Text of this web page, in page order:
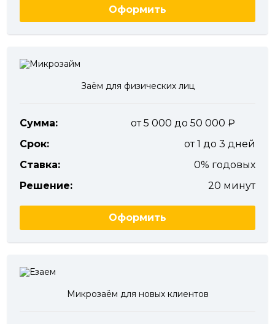
Оформить
Заём для физических лиц
Сумма:
от 5 000 до 50 000
Срок:
от 1 до 3 дней
Ставка:
0% годовых
Решение:
20 минут
Оформить
Микрозаём для новых клиентов